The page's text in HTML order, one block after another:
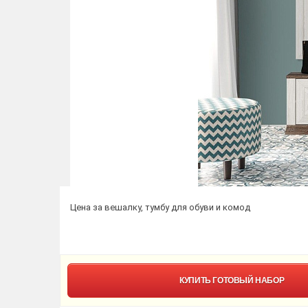
Цена за вешалку, тумбу для обуви и комод
КУПИТЬГОТОВЫЙ НАБОР